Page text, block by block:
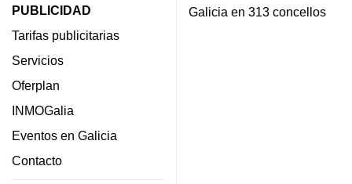
PUBLICIDAD
Tarifas publicitarias
Servicios
Oferplan
INMOGalia
Eventos en Galicia
Contacto
Galicia en 313 concellos